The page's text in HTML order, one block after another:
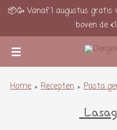
Ga
de
hoofdinhoud
📦🥳 Vanaf 1 augustus gratis
boven de
Home » Recepten » Pasta